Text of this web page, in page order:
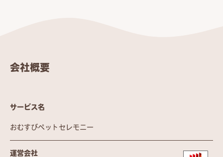
会社概要
サービス名
おむすびペットセレモニー
運営会社